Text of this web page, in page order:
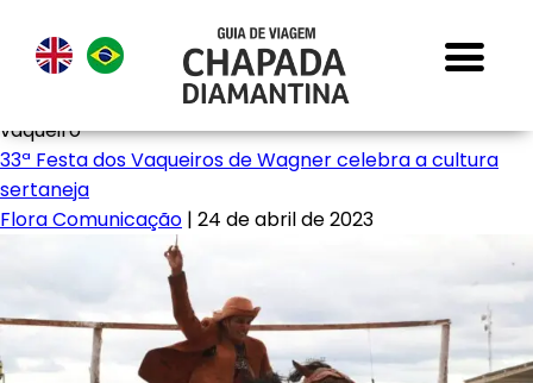
vaqueiro
33ª Festa dos Vaqueiros de Wagner celebra a cultura
sertaneja
Flora Comunicação | 24 de abril de 2023